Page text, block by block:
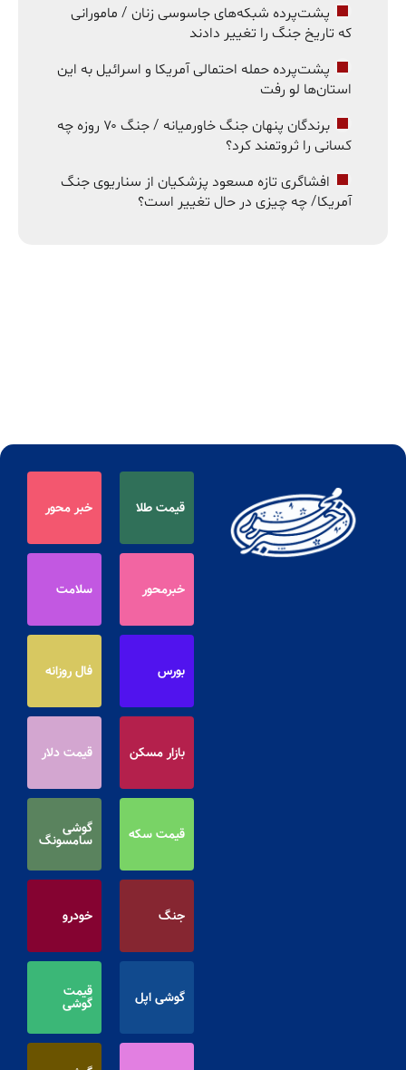
پشت‌پرده شبکه‌های جاسوسی زنان / مامورانی
که تاریخ جنگ را تغییر دادند
پشت‌پرده حمله احتمالی آمریکا و اسرائیل به این
استان‌ها لو رفت
برندگان پنهان جنگ خاورمیانه / جنگ ۷۰ روزه چه
کسانی را ثروتمند کرد؟
افشاگری تازه مسعود پزشکیان از سناریوی جنگ
آمریکا/ چه چیزی در حال تغییر است؟
قیمت طلا خبر محور
خبرمحور سلامت
بورس فال روزانه
بازار مسکن قیمت دلار
قیمت سکه گوشی
سامسونگ
جنگ خودرو
گوشی اپل قیمت
گوشی